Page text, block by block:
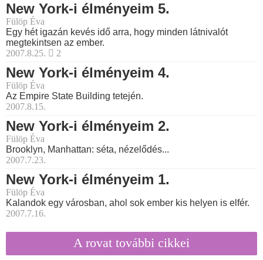
New York-i élményeim 5.
Fülöp Éva
Egy hét igazán kevés idő arra, hogy minden látnivalót
megtekintsen az ember.
2007.8.25.
2
New York-i élményeim 4.
Fülöp Éva
Az Empire State Building tetején.
2007.8.15.
New York-i élményeim 2.
Fülöp Éva
Brooklyn, Manhattan: séta, nézelődés...
2007.7.23.
New York-i élményeim 1.
Fülöp Éva
Kalandok egy városban, ahol sok ember kis helyen is elfér.
2007.7.16.
A rovat további cikkei